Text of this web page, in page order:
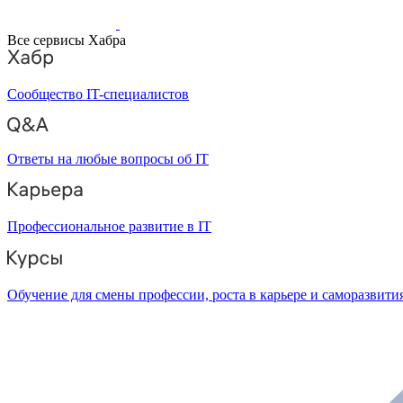
Все сервисы Хабра
Сообщество IT-специалистов
Ответы на любые вопросы об IT
Профессиональное развитие в IT
Обучение для смены профессии, роста в карьере и